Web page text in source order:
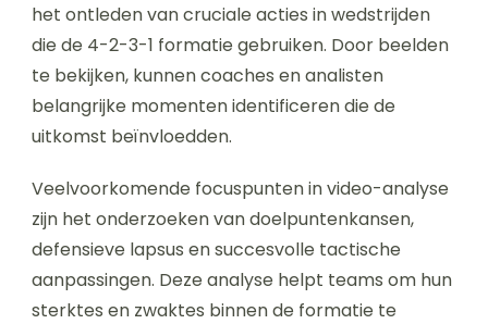
het ontleden van cruciale acties in wedstrijden
die de 4-2-3-1 formatie gebruiken. Door beelden
te bekijken, kunnen coaches en analisten
belangrijke momenten identificeren die de
uitkomst beïnvloedden.
Veelvoorkomende focuspunten in video-analyse
zijn het onderzoeken van doelpuntenkansen,
defensieve lapsus en succesvolle tactische
aanpassingen. Deze analyse helpt teams om hun
sterktes en zwaktes binnen de formatie te